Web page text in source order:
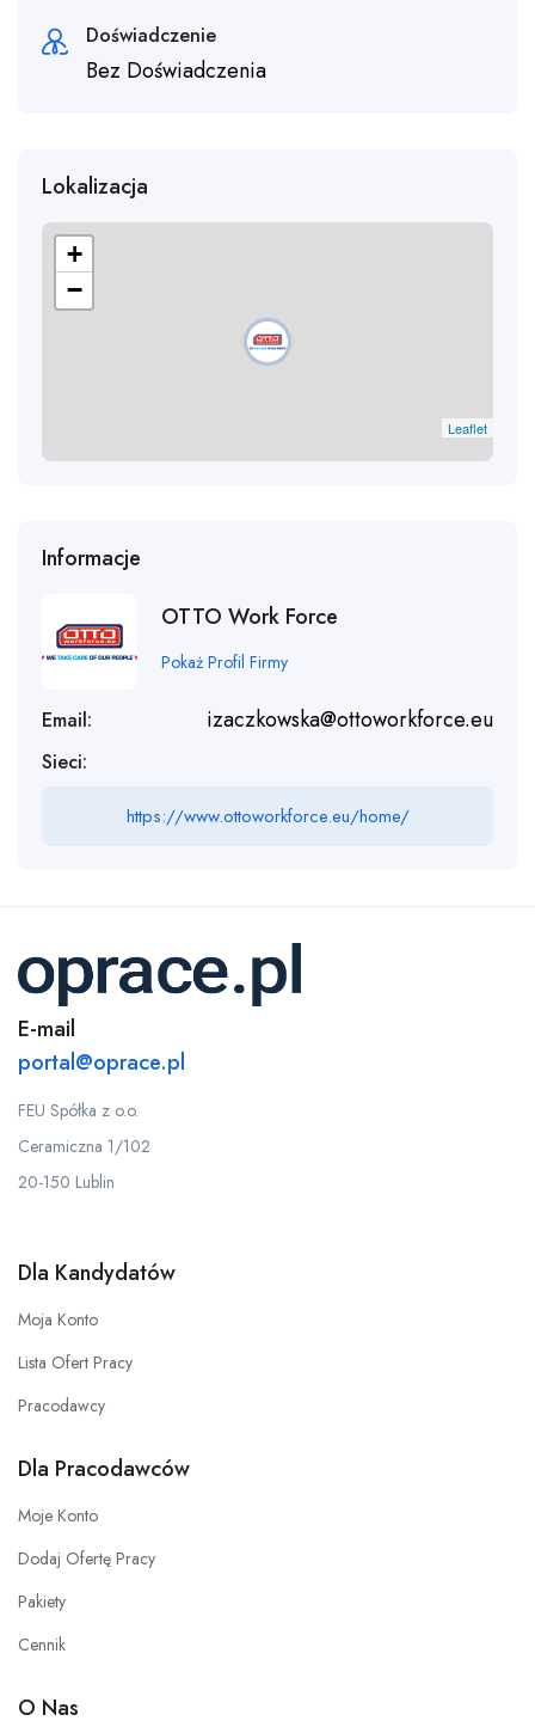
Doświadczenie
Bez Doświadczenia
Lokalizacja
+
−
Leaflet
Informacje
OTTO Work Force
Pokaż Profil Firmy
Email: izaczkowska@ottoworkforce.eu
Sieci:
https://www.ottoworkforce.eu/home/
E-mail
portal@oprace.pl
FEU Spółka z o.o.
Ceramiczna 1/102
20-150 Lublin
Dla Kandydatów
Moja Konto
Lista Ofert Pracy
Pracodawcy
Dla Pracodawców
Moje Konto
Dodaj Ofertę Pracy
Pakiety
Cennik
O Nas